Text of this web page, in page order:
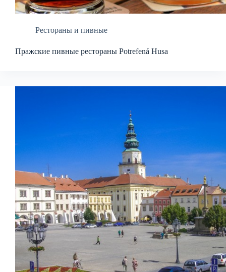
Рестораны и пивные
Пражские пивные рестораны Potrefená Husa